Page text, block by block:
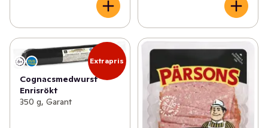
Extrapris
Cognacsmedwurst
Enrisrökt
350 g, Garant